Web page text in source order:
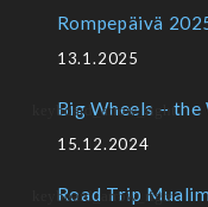
Rompepäivä
13.1.2025
Big Wheels –
15.12.2024
Road Trip